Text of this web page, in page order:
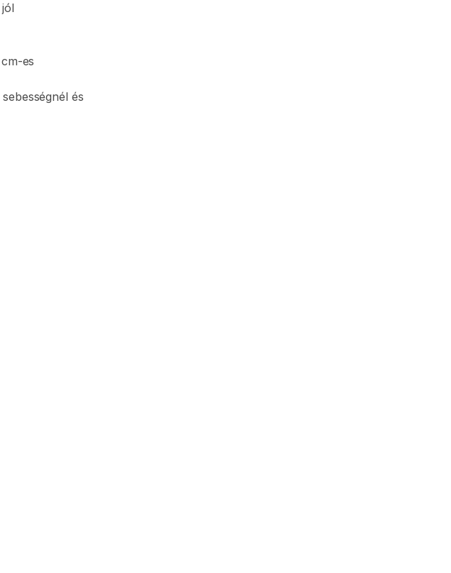
jól
cm-es
sebességnél és